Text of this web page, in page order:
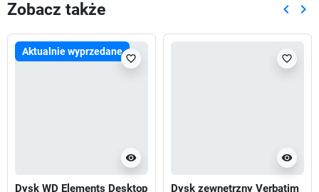
Zobacz także keyboard_arrow_left keyboard_arrow_right
Aktualnie wyprzedane
visibility
favorite_border
Dysk WD Elements Desktop
visibility
favorite_border
Dysk zewnętrzny Verbatim